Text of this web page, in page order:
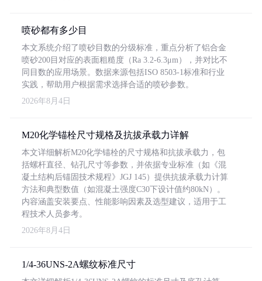
喷砂都有多少目
本文系统介绍了喷砂目数的分级标准，重点分析了铝合金
喷砂200目对应的表面粗糙度（Ra 3.2-6.3μm），并对比不
同目数的应用场景。数据来源包括ISO 8503-1标准和行业
实践，帮助用户根据需求选择合适的喷砂参数。
2026年8月4日
M20化学锚栓尺寸规格及抗拔承载力详解
本文详细解析M20化学锚栓的尺寸规格和抗拔承载力，包
括螺杆直径、钻孔尺寸等参数，并依据专业标准（如《混
凝土结构后锚固技术规程》JGJ 145）提供抗拔承载力计算
方法和典型数值（如混凝土强度C30下设计值约80kN）。
内容涵盖安装要点、性能影响因素及选型建议，适用于工
程技术人员参考。
2026年8月4日
1/4-36UNS-2A螺纹标准尺寸